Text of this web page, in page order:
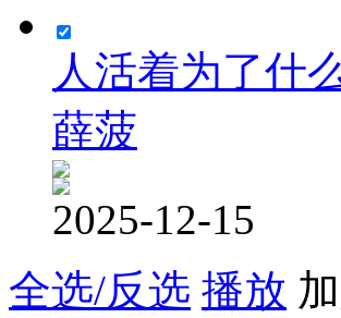
人活着为了什
薛菠
2025-12-15
全选/反选 播放